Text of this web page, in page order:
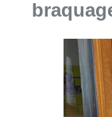
06 août 2026